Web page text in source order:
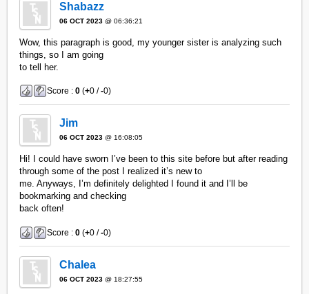
Shabazz
06 OCT 2023 @ 06:36:21
Wow, this paragraph is good, my younger sister is analyzing such
things, so I am going
to tell her.
Score :0 (+0 /-0)
Jim
06 OCT 2023 @ 16:08:05
Hi! I could have sworn I’ve been to this site before but after reading
through some of the post I realized it’s new to
me. Anyways, I’m definitely delighted I found it and I’ll be
bookmarking and checking
back often!
Score :0 (+0 /-0)
Chalea
06 OCT 2023 @ 18:27:55